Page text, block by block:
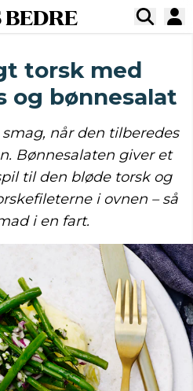
BEDRE
torsk med
og bønnesalat
når den tilberedes
Bønnesalaten giver et
til den bløde torsk og
i ovnen – så
i en fart.